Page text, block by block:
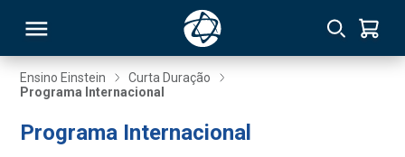
Ensino Einstein
Curta Duração
Programa Internacional
Programa Internacional